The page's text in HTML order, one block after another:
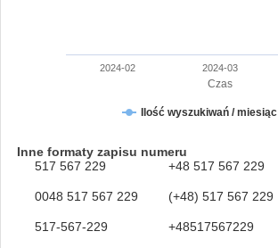
Czas
Ilość wyszukiwań / miesiąc
2024-02 2024-03
Inne formaty zapisu numeru
517 567 229
+48 517 567 229
0048 517 567 229 (+48) 517 567 229
517-567-229 +48517567229